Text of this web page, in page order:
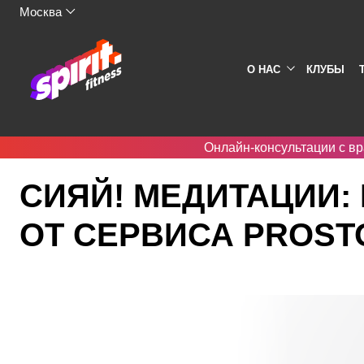
Москва
О НАС КЛУБЫ
Онлайн-консультации с
Сияй! Медитации: практики
СИЯЙ! МЕДИТАЦИИ:
ОТ СЕРВИСА